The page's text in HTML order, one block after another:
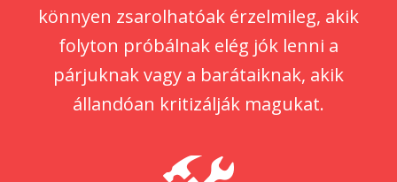
könnyen zsarolhatóak érzelmileg, akik
folyton próbálnak elég jók lenni a
párjuknak vagy a barátaiknak, akik
állandóan kritizálják magukat.